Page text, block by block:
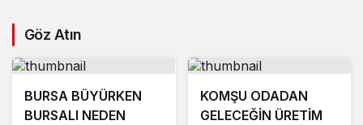
Göz Atın
BURSA BÜYÜRKEN
BURSALI NEDEN
KOMŞU ODADAN
GELECEĞİN ÜRETİM